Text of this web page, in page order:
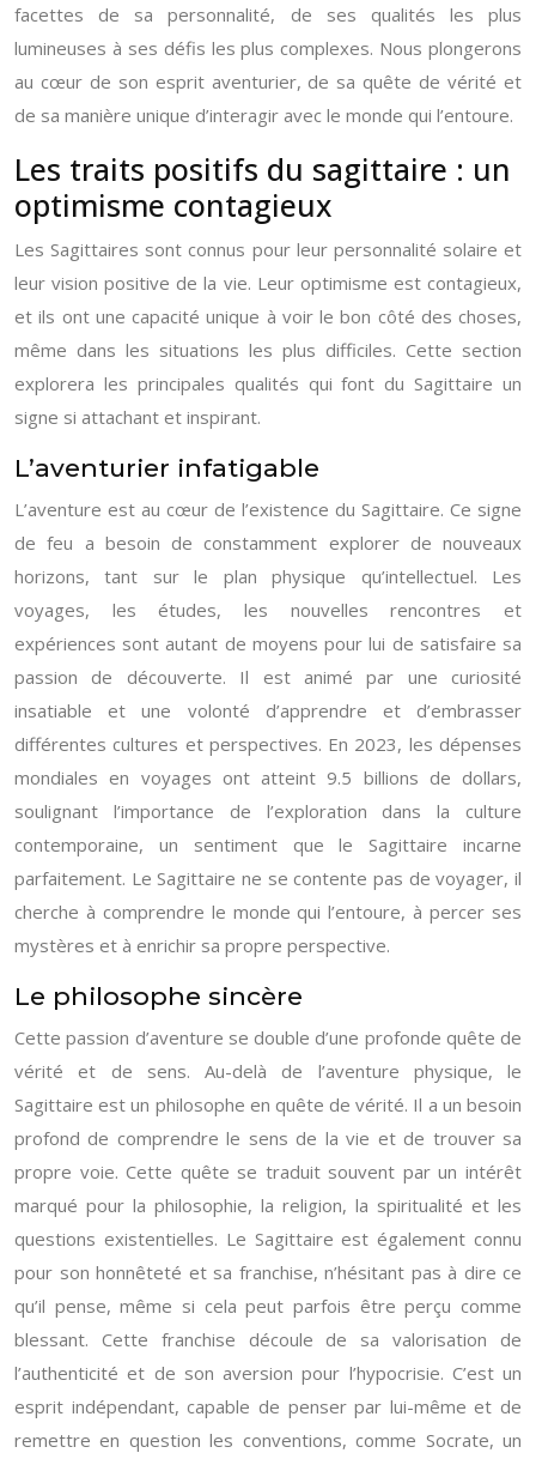
facettes de sa personnalité, de ses qualités les plus
lumineuses à ses défis les plus complexes. Nous plongerons
au cœur de son esprit aventurier, de sa quête de vérité et
de sa manière unique d’interagir avec le monde qui l’entoure.
Les traits positifs du sagittaire : un
optimisme contagieux
Les Sagittaires sont connus pour leur personnalité solaire et
leur vision positive de la vie. Leur optimisme est contagieux,
et ils ont une capacité unique à voir le bon côté des choses,
même dans les situations les plus difficiles. Cette section
explorera les principales qualités qui font du Sagittaire un
signe si attachant et inspirant.
L’aventurier infatigable
L’aventure est au cœur de l’existence du Sagittaire. Ce signe
de feu a besoin de constamment explorer de nouveaux
horizons, tant sur le plan physique qu’intellectuel. Les
voyages, les études, les nouvelles rencontres et
expériences sont autant de moyens pour lui de satisfaire sa
passion de découverte. Il est animé par une curiosité
insatiable et une volonté d’apprendre et d’embrasser
différentes cultures et perspectives. En 2023, les dépenses
mondiales en voyages ont atteint 9.5 billions de dollars,
soulignant l’importance de l’exploration dans la culture
contemporaine, un sentiment que le Sagittaire incarne
parfaitement. Le Sagittaire ne se contente pas de voyager, il
cherche à comprendre le monde qui l’entoure, à percer ses
mystères et à enrichir sa propre perspective.
Le philosophe sincère
Cette passion d’aventure se double d’une profonde quête de
vérité et de sens. Au-delà de l’aventure physique, le
Sagittaire est un philosophe en quête de vérité. Il a un besoin
profond de comprendre le sens de la vie et de trouver sa
propre voie. Cette quête se traduit souvent par un intérêt
marqué pour la philosophie, la religion, la spiritualité et les
questions existentielles. Le Sagittaire est également connu
pour son honnêteté et sa franchise, n’hésitant pas à dire ce
qu’il pense, même si cela peut parfois être perçu comme
blessant. Cette franchise découle de sa valorisation de
l’authenticité et de son aversion pour l’hypocrisie. C’est un
esprit indépendant, capable de penser par lui-même et de
remettre en question les conventions, comme Socrate, un